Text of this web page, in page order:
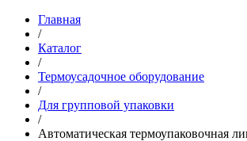
Главная
/
Каталог
/
Термоусадочное оборудование
/
Для групповой упаковки
/
Автоматическая термоупаковочная